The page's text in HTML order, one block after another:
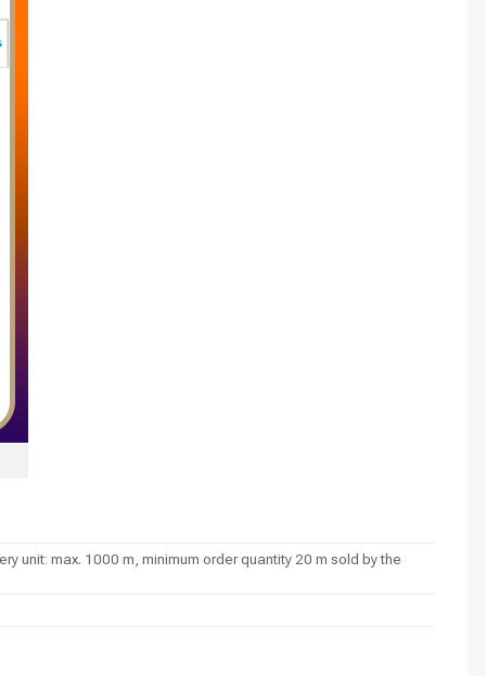
unit: max. 1000 m, minimum order quantity 20 m sold by the